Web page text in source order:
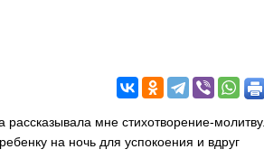
мне стихотворение-молитву.
на ночь для успокоения и вдруг